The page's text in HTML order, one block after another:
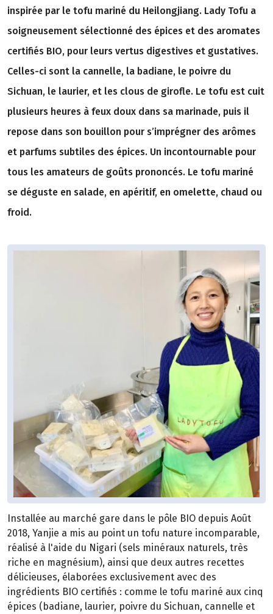
inspirée par le tofu mariné du Heilongjiang. Lady Tofu a
soigneusement sélectionné des épices et des aromates
certifiés BIO, pour leurs vertus digestives et gustatives.
Celles-ci sont la cannelle, la badiane, le poivre du
Sichuan, le laurier, et les clous de girofle. Le tofu est cuit
plusieurs heures à feux doux dans sa marinade, puis il
repose dans son bouillon pour s’imprégner des arômes
et parfums subtiles des épices. Un incontournable pour
tous les amateurs de goûts prononcés. Le tofu mariné
se déguste en salade, en apéritif, en omelette, chaud ou
froid.
Installée au marché gare dans le pôle BIO depuis Août
2018, Yanjie a mis au point un tofu nature incomparable,
réalisé à l'aide du Nigari (sels minéraux naturels, très
riche en magnésium), ainsi que deux autres recettes
délicieuses, élaborées exclusivement avec des
ingrédients BIO certifiés : comme le tofu mariné aux cinq
épices (badiane, laurier, poivre du Sichuan, cannelle et